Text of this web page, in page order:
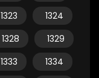
1323
1324
1328
1329
1333
1334